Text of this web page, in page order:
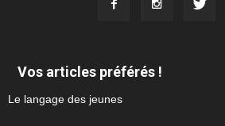
Vos articles préférés !
Le langage des jeunes